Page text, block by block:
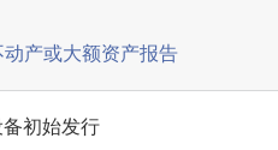
产或大额资产报告
初始发行